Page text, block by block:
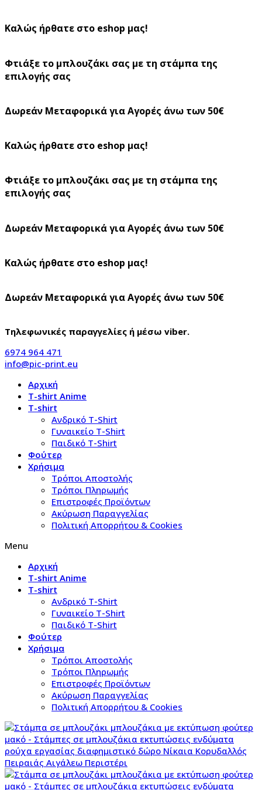
Καλώς ήρθατε στο eshop μας!
Φτιάξε το μπλουζάκι σας με τη στάμπα της
επιλογής σας
Δωρεάν Μεταφορικά για Αγορές άνω των 50€
Καλώς ήρθατε στο eshop μας!
Φτιάξε το μπλουζάκι σας με τη στάμπα της
επιλογής σας
Δωρεάν Μεταφορικά για Αγορές άνω των 50€
Καλώς ήρθατε στο eshop μας!
Δωρεάν Μεταφορικά για Αγορές άνω των 50€
Τηλεφωνικές παραγγελίες ή μέσω viber.
6974 964 471
info@pic-print.eu
Αρχική
T-shirt Anime
T-shirt
Aνδρικό Τ-Shirt
Γυναικείο T-Shirt
Παιδικό T-Shirt
Φούτερ
Χρήσιμα
Τρόποι Αποστολής
Τρόποι Πληρωμής
Επιστροφές Προϊόντων
Ακύρωση Παραγγελίας
Πολιτική Απορρήτου & Cookies
Menu
Αρχική
T-shirt Anime
T-shirt
Aνδρικό Τ-Shirt
Γυναικείο T-Shirt
Παιδικό T-Shirt
Φούτερ
Χρήσιμα
Τρόποι Αποστολής
Τρόποι Πληρωμής
Επιστροφές Προϊόντων
Ακύρωση Παραγγελίας
Πολιτική Απορρήτου & Cookies